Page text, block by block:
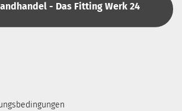
- Das Fitting Werk 24